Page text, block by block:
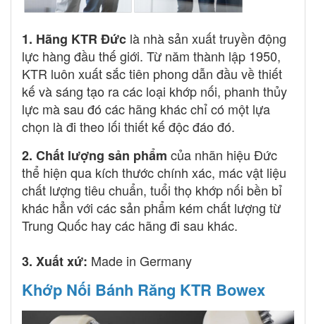
1. Hãng KTR Đức là nhà sản xuất truyền động
lực hàng đầu thế giới. Từ năm thành lập 1950,
KTR luôn xuất sắc tiên phong dẫn đầu về thiết
kế và sáng tạo ra các loại khớp nối, phanh thủy
lực mà sau đó các hãng khác chỉ có một lựa
chọn là đi theo lối thiết kế độc đáo đó.
2. Chất lượng sản phẩm của nhãn hiệu Đức
thể hiện qua kích thước chính xác, mác vật liệu
chất lượng tiêu chuẩn, tuổi thọ khớp nối bền bỉ
khác hẳn với các sản phẩm kém chất lượng từ
Trung Quốc hay các hãng đi sau khác.
3. Xuất xứ: Made in Germany
Khớp Nối Bánh Răng KTR Bowex